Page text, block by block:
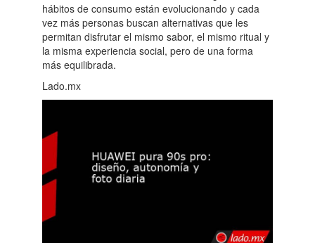
hábitos de consumo están evolucionando y cada
vez más personas buscan alternativas que les
permitan disfrutar el mismo sabor, el mismo ritual y
la misma experiencia social, pero de una forma
más equilibrada.
Lado.mx